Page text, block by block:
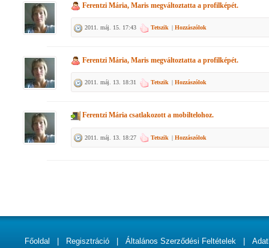
Ferentzi Mária, Maris megváltoztatta a profilképét.
2011. máj. 15. 17:43 Tetszik | Hozzászólok
Ferentzi Mária, Maris megváltoztatta a profilképét.
2011. máj. 13. 18:31 Tetszik | Hozzászólok
Ferentzi Mária csatlakozott a mobiltelohoz.
2011. máj. 13. 18:27 Tetszik | Hozzászólok
Főoldal | Regisztráció | Általános Szerződési Feltételek |